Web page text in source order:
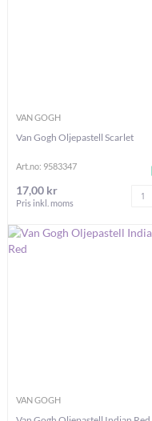
VAN GOGH
Van Gogh Oljepastell Scarlet
Art.no: 9583347
17,00 kr
Pris inkl. moms
Antal
VAN GOGH